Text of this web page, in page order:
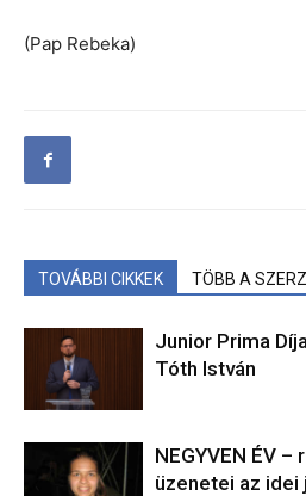
(Pap Rebeka)
TOVÁBBI CIKKEK TÖBB A
Junior Prima
Tóth István
NEGYVEN ÉV
üzenetei az